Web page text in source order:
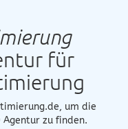
für
, um die
zu finden.